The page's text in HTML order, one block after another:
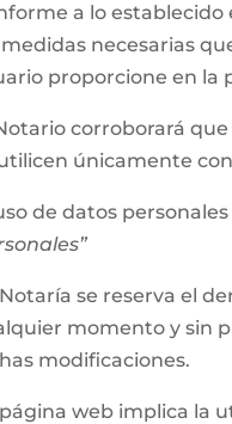
a lo establecido
medidas necesarias
proporcione en la
corroborará
únicamente
de datos
se reserva el
momento y sin
modificaciones.
web implica la